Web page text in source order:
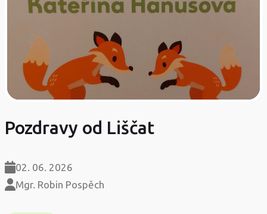
Pozdravy od Liščat
02. 06. 2026
Mgr. Robin Pospěch